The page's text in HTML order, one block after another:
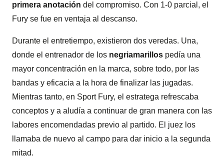
primera anotación del compromiso. Con 1-0 parcial, el
Fury se fue en ventaja al descanso.
Durante el entretiempo, existieron dos veredas. Una,
donde el entrenador de los negriamarillos pedía una
mayor concentración en la marca, sobre todo, por las
bandas y eficacia a la hora de finalizar las jugadas.
Mientras tanto, en Sport Fury, el estratega refrescaba
conceptos y a aludía a continuar de gran manera con las
labores encomendadas previo al partido. El juez los
llamaba de nuevo al campo para dar inicio a la segunda
mitad.